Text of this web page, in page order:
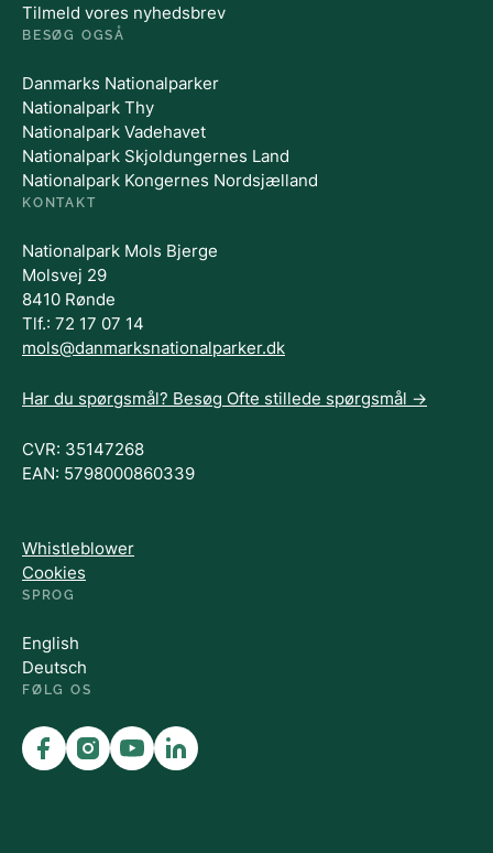
Tilmeld vores nyhedsbrev
BESØG OGSÅ
Danmarks Nationalparker
Nationalpark Thy
Nationalpark Vadehavet
Nationalpark Skjoldungernes Land
Nationalpark Kongernes Nordsjælland
KONTAKT
Nationalpark Mols Bjerge
Molsvej 29
8410 Rønde
Tlf.: 72 17 07 14
mols@danmarksnationalparker.dk
Har du spørgsmål? Besøg Ofte stillede spørgsmål ->
CVR: 35147268
EAN: 5798000860339
Whistleblower
Cookies
SPROG
English
Deutsch
FØLG OS